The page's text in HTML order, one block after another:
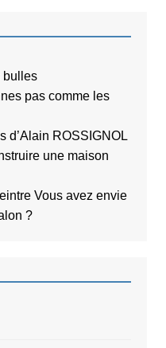
bulles
pas comme les
d’Alain ROSSIGNOL
une maison
Vous avez envie
?